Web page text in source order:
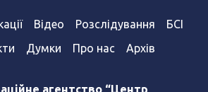
Відео Розслідування
БСІ
Думки Про нас Архів